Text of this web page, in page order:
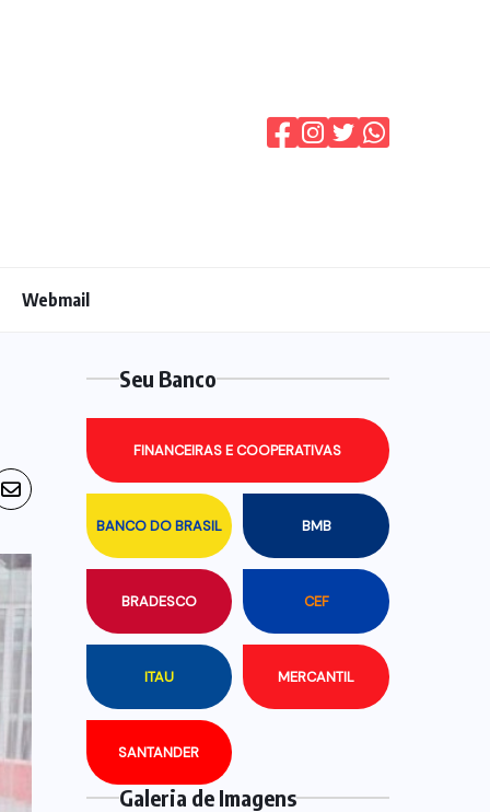
Webmail
Seu Banco
BANCO DO BRASIL BMB
BRADESCO CEF
FINANCEIRAS E COOPERATIVAS
ITAU MERCANTIL
SANTANDER
Galeria de Imagens